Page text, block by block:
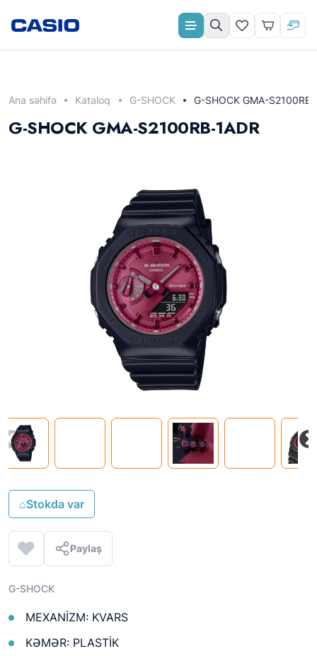
Ana səhifə Kataloq G-SHOCK G-SHOCK GMA-S2100RB-
G-SHOCK GMA-S2100RB-1ADR
⌂Stokda var
Paylaş
G-SHOCK
MEXANİZM: KVARS
KƏMƏR: PLASTİK